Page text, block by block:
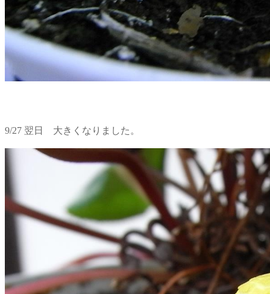
9/27 翌日 大きくなりました。